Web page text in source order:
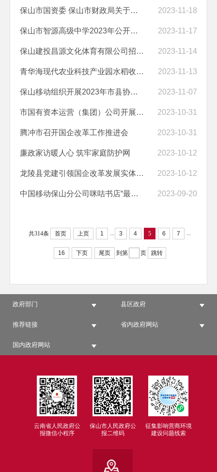
保山市国资委 保山市财政局关于印发《保山市市属企业资产租赁管理暂行... 2023-11-18
保山市智源高级中学2023年公开招聘教师公告 2023-11-17
保山建投昌源文化体育有限公司招聘公告 2023-11-14
青华海现代农业科技产业园水稻收割完成 2023-11-13
保山移动组织开展2023年市县协同通信应急演练 2023-11-07
市国有资本运营（集团）公司开展“赓续红色血脉，弘扬民族精神”主题党... 2023-10-31
腾冲市召开国企改革工作推进会 2023-10-31
廉政家访暖人心 筑牢家庭防护网 2023-10-12
龙陵县党建引领国企改革发展实体经济取得新突破 2023-10-12
中国移动保山分公司咪咕书店“最美阅读空间” 2023-09-20
共314条 首页 上页 1 ... 3 4 5 6 7 ...
16 下页 尾页 到第 页 跳转
政府部门 县区政府
推荐链接 省内政府网站
国内政府网站
云南省人民政府公
报微信小程序
保山市人民政府公
报二维码
征集影响营商环境
建设问题线索